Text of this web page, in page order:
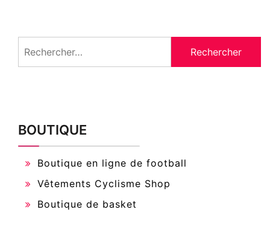
BOUTIQUE
Boutique en ligne de football
Vêtements Cyclisme Shop
Boutique de basket